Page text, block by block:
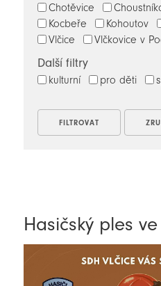
Chotěvice
Kocbeře
Kohoutov
Vlčice
Vlčkovice v
Další filtry
kulturní pro děti
Hasičský ples